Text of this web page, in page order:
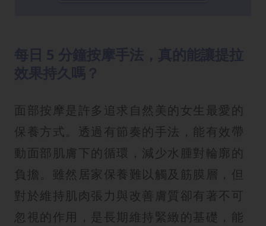
面部按摩是許多追求自然美的女生最愛的
保養方式。透過有節奏的手法，能有效帶
動面部肌膚下的循環，減少水腫對輪廓的
負擔。雖然居家保養難以觸及筋膜層，但
對於維持肌肉張力與改善膚質卻有著不可
忽視的作用，是長期維持緊緻的基礎，能